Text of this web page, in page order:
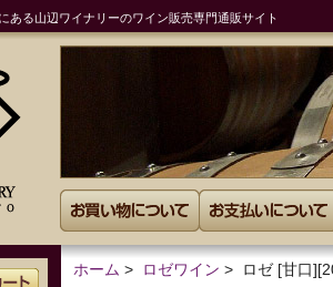
ある山辺ワイナリーのワイン販売専門通販サイト
ホーム > ロゼワイン > ロゼ [甘口